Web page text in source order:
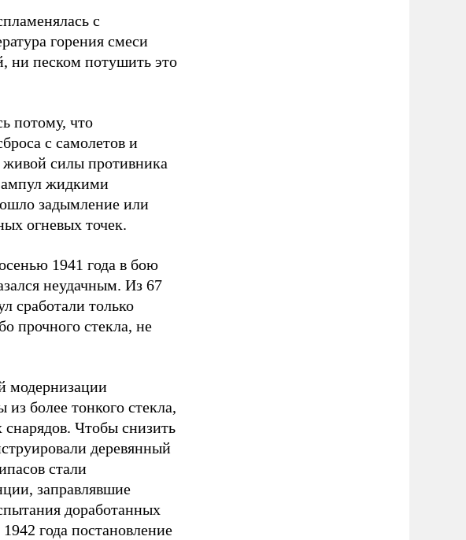
с
горения смеси
ни песком потушить это
потому, что
с самолетов и
силы противника
жидкими
задымление или
огневых точек.
1941 года в бою
неудачным. Из 67
сработали только
прочного стекла, не
модернизации
более тонкого стекла,
снарядов. Чтобы снизить
деревянный
стали
заправлявшие
доработанных
года постановление